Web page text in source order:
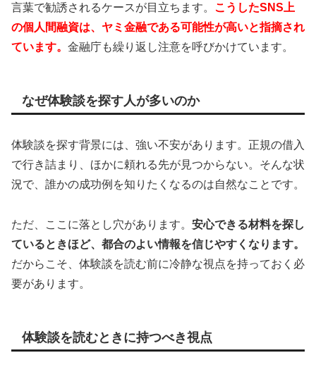
言葉で勧誘されるケースが目立ちます。 こうしたSNS上
の個人間融資は、ヤミ金融である可能性が高いと指摘され
ています。 金融庁も繰り返し注意を呼びかけています。
なぜ体験談を探す人が多いのか
体験談を探す背景には、強い不安があります。正規の借入
で行き詰まり、ほかに頼れる先が見つからない。そんな状
況で、誰かの成功例を知りたくなるのは自然なことです。
ただ、ここに落とし穴があります。 安心できる材料を探し
ているときほど、都合のよい情報を信じやすくなります。
だからこそ、体験談を読む前に冷静な視点を持っておく必
要があります。
体験談を読むときに持つべき視点